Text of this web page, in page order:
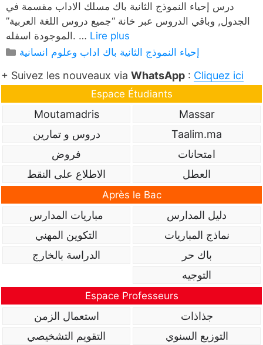
درس إحياء النموذج الثانية باك مسلك الاداب مقسمة في
الجدول, وباقي الدروس عبر خانة “جميع دروس اللغة العربية”
الموجودة اسفله. … Lire plus
Catégories
إحياء النموذج الثانية باك اداب وعلوم انسانية
+ Suivez les nouveaux via WhatsApp : Cliquez ici
Espace Étudiants
Massar
Moutamadris
Taalim.ma
دروس و تمارين
امتحانات
فروض
العطل
الاطلاع على النقط
Après le Bac
دليل المدارس
مباريات المدارس
نماذج المباريات
التكوين المهني
باك حر
الدراسة بالخارج
التوجيه
Espace Professeurs
جذاذات
استعمال الزمن
التوزيع السنوي
التقويم التشخيصي